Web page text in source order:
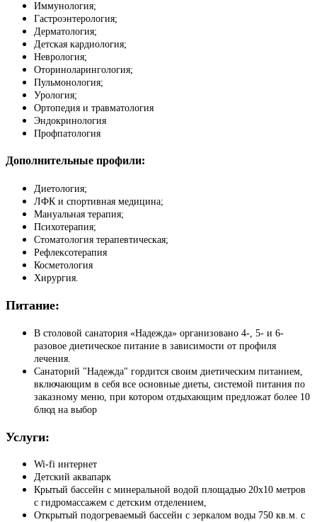
Иммунология;
Гастроэнтерология;
Дерматология;
Детская кардиология;
Неврология;
Оториноларингология;
Пульмонология;
Урология;
Ортопедия и травматология
Эндокринология
Профпатология
Дополнительные профили:
Диетология;
ЛФК и спортивная медицина;
Мануальная терапия;
Психотерапия;
Стоматология терапевтическая;
Рефлексотерапия
Косметология
Хирургия.
Питание:
В столовой санатория «Надежда» организовано 4-, 5- и 6-
разовое диетическое питание в зависимости от профиля
лечения.
Санаторий "Надежда" гордится своим диетическим питанием,
включающим в себя все основные диеты, системой питания по
заказному меню, при котором отдыхающим предложат более 10
блюд на выбор
Услуги:
Wi-fi интернет
Детский аквапарк
Крытый бассейн с минеральной водой площадью 20х10 метров
с гидромассажем с детским отделением,
Открытый подогреваемый бассейн с зеркалом воды 750 кв.м. с